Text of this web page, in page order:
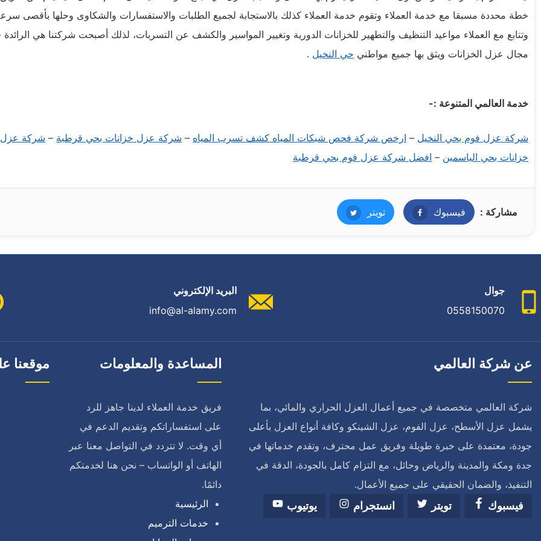
خطة محددة مسبقا مع خدمة العملاء وتقوم خدمة العملاء كذلك بالاستجابة لجميع الطلبات والاستفسارات والشكاوى وحلها بأقصى
وتتابع مع العملاء مواعيد التنظيف والتطهير للخزانات الدورية وتغيير المواسير والكشف عن التسربات، لذلك أصبحت شركتنا هي
مجال عزل الخزانات ويثق بها جميع مواطني حي النخيل .
خدمة العالمي المتنوعة :-
نسخ
الرابط
شركة عزل فوم بحي النخيل – ارخص شركة فحص شبكات المياه كشف تسرب المياه – شركة عزل خزانات بحي قرطبة – شركة عزل
خزانات بحي الياسمين –
نسخ
افضل شركة عزل فوم بحي قرطبة
مشاركة : فيسبوك فيسبوكتويتر تويتر
جوال
0558150070
البريد الإلكتروني
info@al-alamy.com
عن شركة العالمي
شركة العالمي متخصصة في جميع أعمال العزل الحراري والمائي، بما
يشمل عزل الأسطح، عزل الفوم، عزل الشينكو وكافة أنواع العزل بأعلى
جودة، معتمدة على خبرة طويلة وفريق عمل محترف، وتقدم خدماتها في
جدة ومكة والمدينة والرياض وحائل، مع التزام كامل بالجودة، الدقة في
التنفيذ، والضمان الحقيقي على جميع الأعمال.
فيسبوك
تويتر انستجرام يوتيوب
المساعدة والمعلومات
فريق خدمة العملاء لدينا جاهز للرد
على استفساراتكم وتقديم الدعم في
أي وقت. لا تتردد في التواصل معنا عبر
الهاتف أو الواتساب – نحن هنا لخدمتكم
دائمًا.
الرئيسية
خدمات الترميم
موقعنا